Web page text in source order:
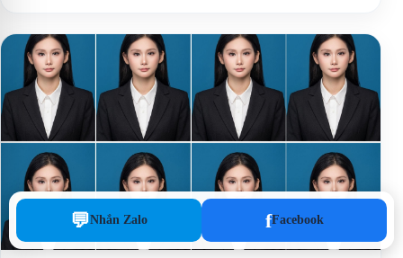
💬Nhắn Zalo fFacebook